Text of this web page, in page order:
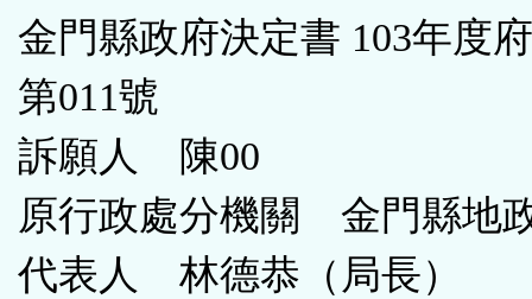
功
能
按
鈕
區
金門縣政府決定書 103年度
第011號
訴願人 陳00
原行政處分機關 金門縣地
代表人 林德恭（局長）